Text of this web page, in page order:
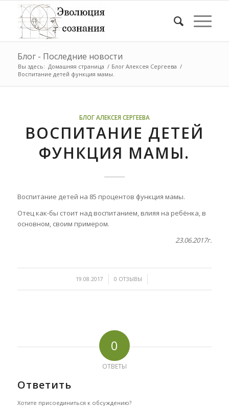
Блог - Последние новости
Вы здесь: Домашняя страница / Блог Алексея Сергеева /
Воспитание детей функция мамы.
БЛОГ АЛЕКСЕЯ СЕРГЕЕВА
ВОСПИТАНИЕ ДЕТЕЙ
ФУНКЦИЯ МАМЫ.
Воспитание детей на 85 процентов функция мамы.
Отец как-бы стоит над воспитанием, влияя на ребёнка, в
основном, своим примером.
23.06.2017г.
19.08.2017
/ 0 ОТЗЫВЫ
/
0
ОТВЕТЫ
Ответить
Хотите присоединиться к обсуждению?